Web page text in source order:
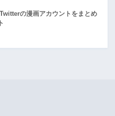
の漫画アカウントをまとめ